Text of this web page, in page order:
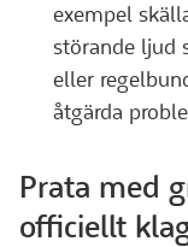
exempel
störande ljud
eller
åtgärda
Prata med
officiellt